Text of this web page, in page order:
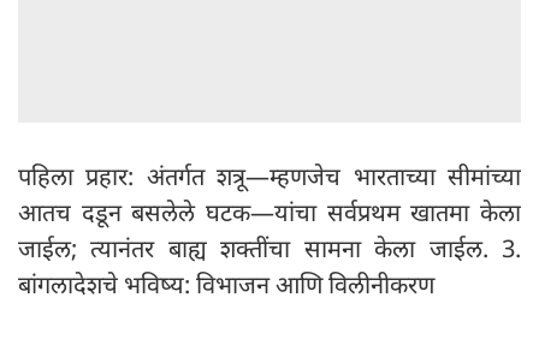
पहिला प्रहार: अंतर्गत शत्रू—म्हणजेच भारताच्या सीमांच्या
आतच दडून बसलेले घटक—यांचा सर्वप्रथम खातमा केला
जाईल; त्यानंतर बाह्य शक्तींचा सामना केला जाईल. 3.
बांगलादेशचे भविष्य: विभाजन आणि विलीनीकरण